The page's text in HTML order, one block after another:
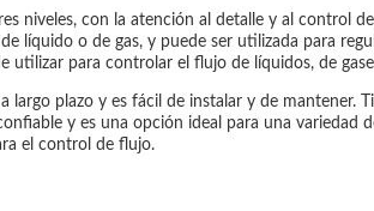
niveles, con la atención al detalle y al control
líquido o de gas, y puede ser utilizada para
utilizar para controlar el flujo de líquidos, de
largo plazo y es fácil de instalar y de
y es una opción ideal para una variedad
el control de flujo.